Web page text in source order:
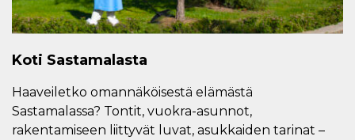
Koti Sastamalasta
Haaveiletko omannäköisestä elämästä
Sastamalassa? Tontit, vuokra-asunnot,
rakentamiseen liittyvät luvat, asukkaiden tarinat –